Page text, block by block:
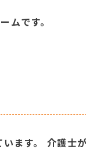
ムです。
ます。 介護士